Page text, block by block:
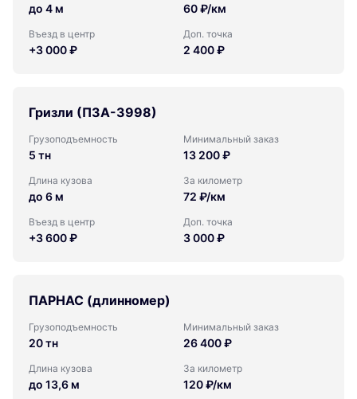
до 4 м 60 ₽/км
Въезд в центр
+3 000 ₽
Доп. точка
2 400 ₽
Гризли (ПЗА-3998)
Грузоподъемность
5 тн
Минимальный заказ
13 200 ₽
Длина кузова
до 6 м
За километр
72 ₽/км
Въезд в центр
+3 600 ₽
Доп. точка
3 000 ₽
ПАРНАС (длинномер)
Грузоподъемность
20 тн
Минимальный заказ
26 400 ₽
Длина кузова
до 13,6 м
За километр
120 ₽/км